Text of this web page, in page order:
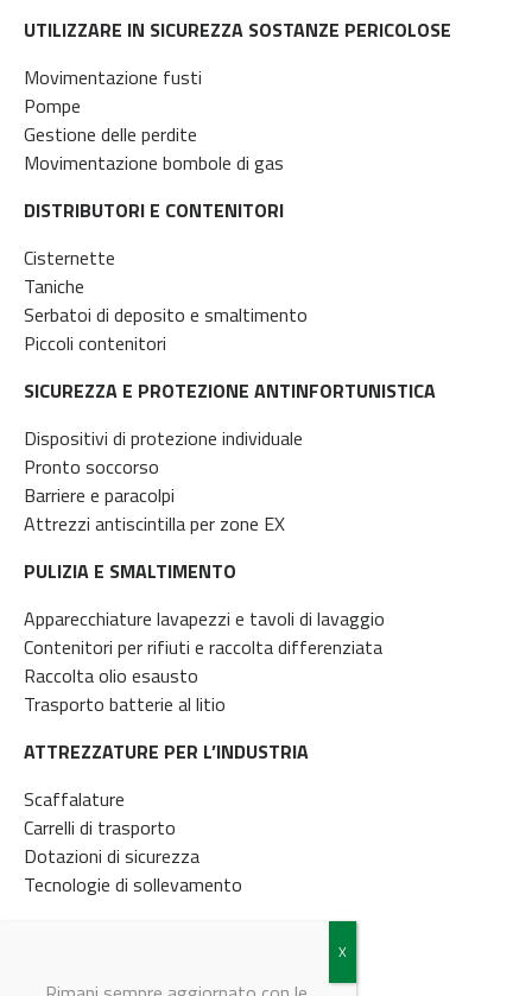
UTILIZZARE IN SICUREZZA SOSTANZE PERICOLOSE
Movimentazione fusti
Pompe
Gestione delle perdite
Movimentazione bombole di gas
DISTRIBUTORI E CONTENITORI
Cisternette
Taniche
Serbatoi di deposito e smaltimento
Piccoli contenitori
SICUREZZA E PROTEZIONE ANTINFORTUNISTICA
Dispositivi di protezione individuale
Pronto soccorso
Barriere e paracolpi
Attrezzi antiscintilla per zone EX
PULIZIA E SMALTIMENTO
Apparecchiature lavapezzi e tavoli di lavaggio
Contenitori per rifiuti e raccolta differenziata
Raccolta olio esausto
Trasporto batterie al litio
ATTREZZATURE PER L’INDUSTRIA
Scaffalature
Carrelli di trasporto
Dotazioni di sicurezza
Tecnologie di sollevamento